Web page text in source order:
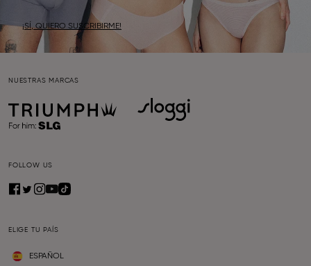
¡SÍ, QUIERO SUSCRIBIRME!
NUESTRAS MARCAS
FOLLOW US
ELIGE TU PAÍS
ESPAÑOL